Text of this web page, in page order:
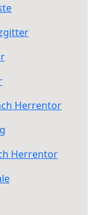
Herrentor
Herrentor